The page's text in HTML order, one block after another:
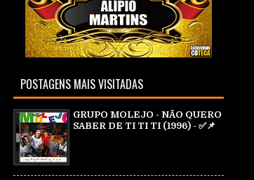
POSTAGENS MAIS VISITADAS
GRUPO MOLEJO - NÃO QUERO
SABER DE TI TI TI (1996) - ✅📌